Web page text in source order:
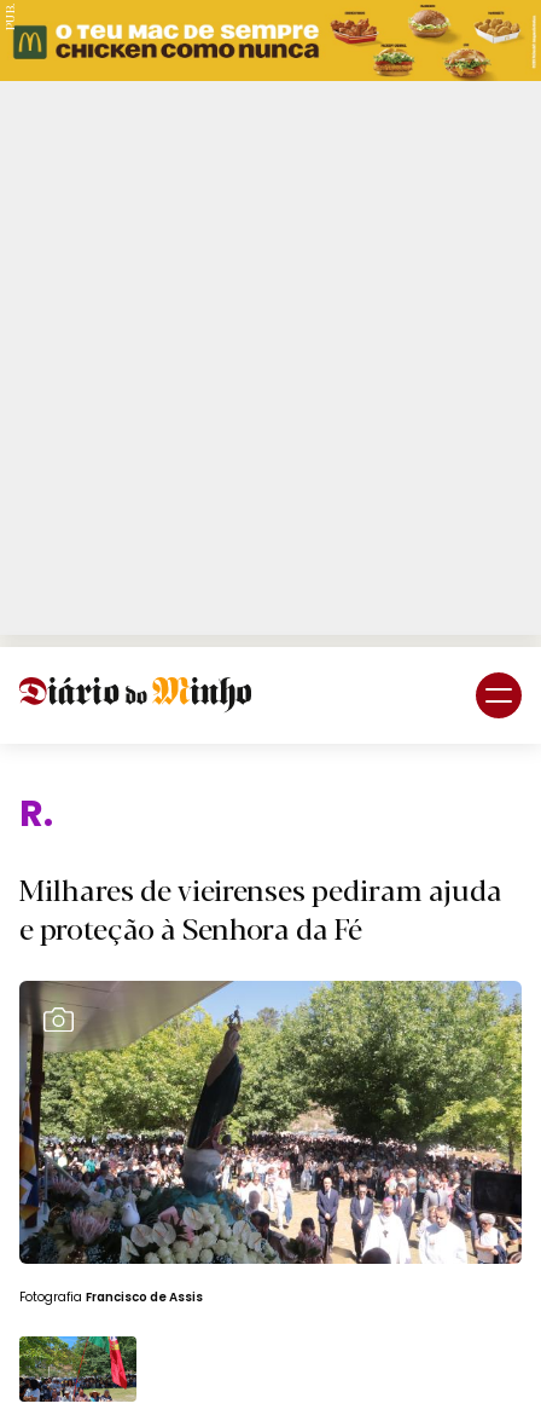
PUB.
Rel
Milhares de vieirenses pediram ajuda
e proteção à Senhora da Fé
Ver Galeria
Fotografia Francisco de Assis